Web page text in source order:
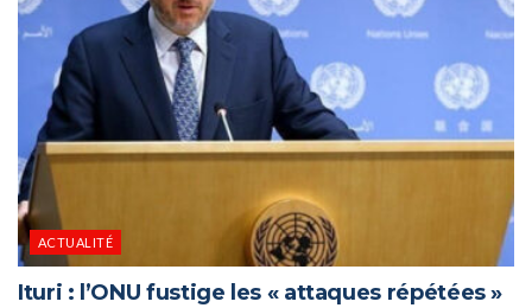
ACTUALITÉ
Ituri : l’ONU fustige les « attaques répétées »